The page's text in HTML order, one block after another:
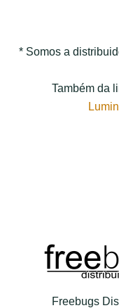
* Somos a
Também da
Freebugs